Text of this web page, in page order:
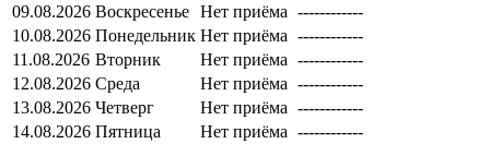
09.08.2026 Воскресенье Нет приёма ------------
10.08.2026 Понедельник Нет приёма ------------
11.08.2026 Вторник Нет приёма ------------
12.08.2026 Среда Нет приёма ------------
13.08.2026 Четверг Нет приёма ------------
14.08.2026 Пятница Нет приёма ------------